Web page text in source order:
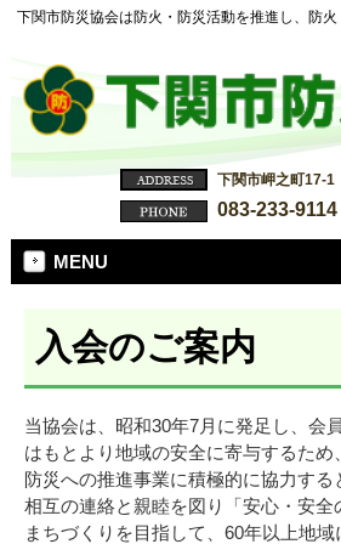
下関市防災協会は防火・防災活動を推進し、防
下関市岬之町17-1
083-233-9114
MENU
入会のご案内
当協会は、昭和30年7月に発足し、会
はもとより地域の安全に寄与するため
防災への推進事業に積極的に協力す
相互の連絡と親睦を図り「安心・安
まちづくりを目指して、60年以上地